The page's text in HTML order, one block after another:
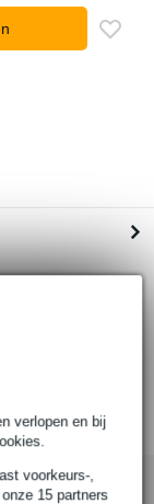
verlopen en bij
voorkeurs-,
15 partners